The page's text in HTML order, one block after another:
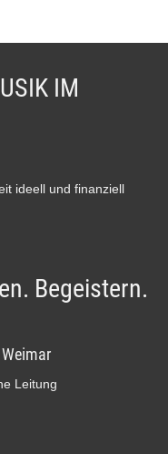
IM
ideell und finanziell
Begeistern.
Leitung